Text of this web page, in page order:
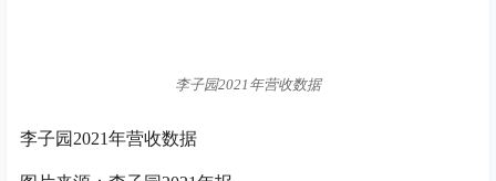
报告期内，麦趣尔营j + t ( Y T收11.46亿元，同比
至。